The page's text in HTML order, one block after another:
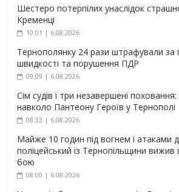
Шестеро потерпілих унаслідок
Кременці
10:01 | 6.08.2026
Тернополянку 24 рази штрафували за
швидкості та порушення ПДР
09:09 | 6.08.2026
Сім судів і три незавершені
навколо Пантеону Героїв у Тернополі
08:33 | 6.08.2026
Майже 10 годин під вогнем і атаками
поліцейський із Тернопільщини вижив
бою
08:00 | 6.08.2026